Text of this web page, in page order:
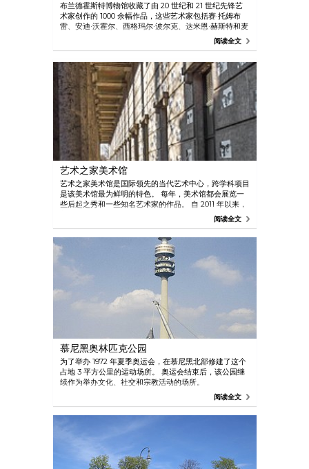
布兰德霍斯特博物馆收藏了由 20 世纪和 21 世纪先锋艺
术家创作的 1000 余幅作品，这些艺术家包括赛·托姆布
雷、安迪·沃霍尔、西格玛尔·波尔克、达米恩·赫斯特和麦
克·凯利。 博物馆还展示了最新的影像装置艺术。阅读全文
艺术之家美术馆
艺术之家美术馆是国际领先的当代艺术中心，跨学科项目
是该美术馆最为鲜明的特色。 每年，美术馆都会展览一
些后起之秀和一些知名艺术家的作品。 自 2011 年以来，
美术馆在一个其前身为防空洞的场馆里举办了多次展览，
用以展出来自戈兹现代艺术收藏馆的精选影像艺术作品。
除了举行展览和各种活动之外，美术馆还非常重视研究和
知识传播。
阅读全文
慕尼黑奥林匹克公园
为了举办 1972 年夏季奥运会，在慕尼黑北部修建了这个
占地 3 平方公里的运动场所。 奥运会结束后，该公园继
续作为举办文化、社交和宗教活动的场所。
阅读全文